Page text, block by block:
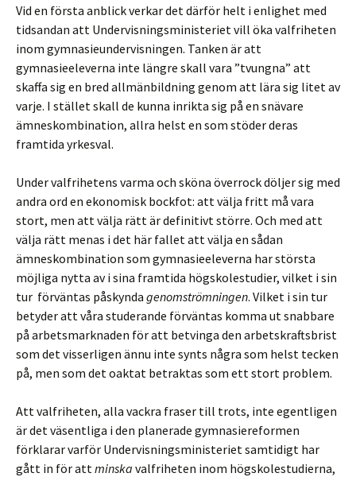
Vid en första anblick verkar det därför helt i enlighet med
tidsandan att Undervisningsministeriet vill öka valfriheten
inom gymnasieundervisningen. Tanken är att
gymnasieeleverna inte längre skall vara ”tvungna” att
skaffa sig en bred allmänbildning genom att lära sig litet av
varje. I stället skall de kunna inrikta sig på en snävare
ämneskombination, allra helst en som stöder deras
framtida yrkesval.
Under valfrihetens varma och sköna överrock döljer sig med
andra ord en ekonomisk bockfot: att välja fritt må vara
stort, men att välja rätt är definitivt större. Och med att
välja rätt menas i det här fallet att välja en sådan
ämneskombination som gymnasieeleverna har största
möjliga nytta av i sina framtida högskolestudier, vilket i sin
tur förväntas påskynda genomströmningen. Vilket i sin tur
betyder att våra studerande förväntas komma ut snabbare
på arbetsmarknaden för att betvinga den arbetskraftsbrist
som det visserligen ännu inte synts några som helst tecken
på, men som det oaktat betraktas som ett stort problem.
Att valfriheten, alla vackra fraser till trots, inte egentligen
är det väsentliga i den planerade gymnasiereformen
förklarar varför Undervisningsministeriet samtidigt har
gått in för attminska valfriheten inom högskolestudierna,